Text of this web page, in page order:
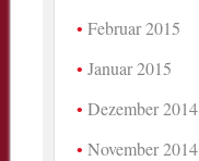
Februar 2015
Januar 2015
Dezember 2014
November 2014